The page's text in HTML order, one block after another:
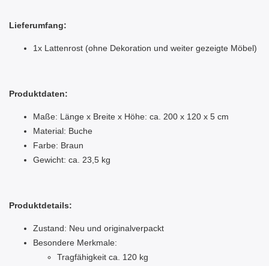
Lieferumfang:
1x Lattenrost (ohne Dekoration und weiter gezeigte Möbel)
Produktdaten:
Maße: Länge x Breite x Höhe: ca. 200 x 120 x 5 cm
Material: Buche
Farbe: Braun
Gewicht: ca. 23,5 kg
Produktdetails:
Zustand: Neu und originalverpackt
Besondere Merkmale:
Tragfähigkeit ca. 120 kg